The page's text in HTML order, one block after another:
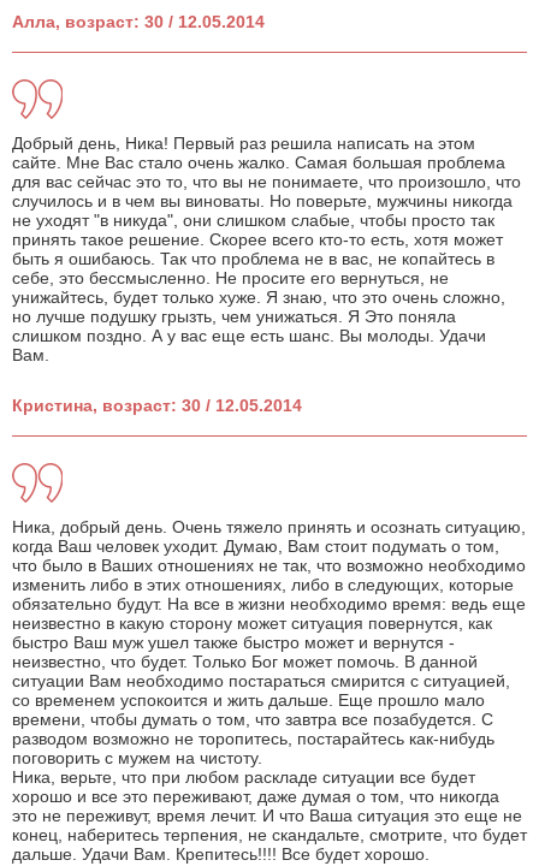
Алла, возраст: 30 / 12.05.2014
Добрый день, Ника! Первый раз решила написать на этом
сайте. Мне Вас стало очень жалко. Самая большая проблема
для вас сейчас это то, что вы не понимаете, что произошло, что
случилось и в чем вы виноваты. Но поверьте, мужчины никогда
не уходят "в никуда", они слишком слабые, чтобы просто так
принять такое решение. Скорее всего кто-то есть, хотя может
быть я ошибаюсь. Так что проблема не в вас, не копайтесь в
себе, это бессмысленно. Не просите его вернуться, не
унижайтесь, будет только хуже. Я знаю, что это очень сложно,
но лучше подушку грызть, чем унижаться. Я Это поняла
слишком поздно. А у вас еще есть шанс. Вы молоды. Удачи
Вам.
Кристина, возраст: 30 / 12.05.2014
Ника, добрый день. Очень тяжело принять и осознать ситуацию,
когда Ваш человек уходит. Думаю, Вам стоит подумать о том,
что было в Ваших отношениях не так, что возможно необходимо
изменить либо в этих отношениях, либо в следующих, которые
обязательно будут. На все в жизни необходимо время: ведь еще
неизвестно в какую сторону может ситуация повернутся, как
быстро Ваш муж ушел также быстро может и вернутся -
неизвестно, что будет. Только Бог может помочь. В данной
ситуации Вам необходимо постараться смирится с ситуацией,
со временем успокоится и жить дальше. Еще прошло мало
времени, чтобы думать о том, что завтра все позабудется. С
разводом возможно не торопитесь, постарайтесь как-нибудь
поговорить с мужем на чистоту.
Ника, верьте, что при любом раскладе ситуации все будет
хорошо и все это переживают, даже думая о том, что никогда
это не переживут, время лечит. И что Ваша ситуация это еще не
конец, наберитесь терпения, не скандальте, смотрите, что будет
дальше. Удачи Вам. Крепитесь!!!! Все будет хорошо.